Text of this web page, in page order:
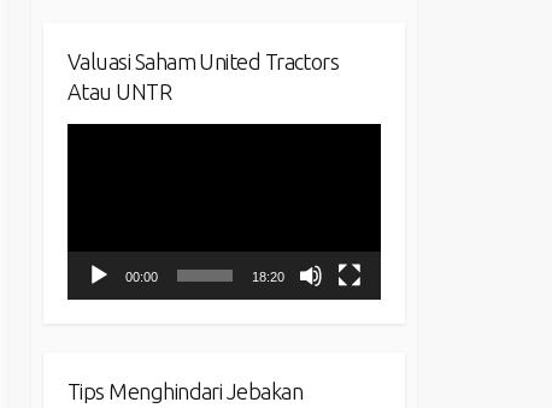
Valuasi Saham United Tractors
Atau UNTR
00:00 18:20
Tips Menghindari Jebakan